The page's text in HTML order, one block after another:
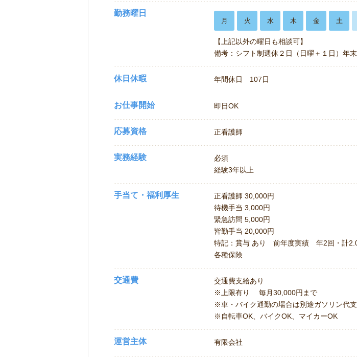
勤務曜日
月 火 水 木 金 土
【上記以外の曜日も相談可】
備考：シフト制週休２日（日曜＋１日）年
休日休暇 年間休日 107日
お仕事開始 即日OK
応募資格 正看護師
実務経験
必須
経験3年以上
手当て・福利厚生
正看護師 30,000円
待機手当 3,000円
緊急訪問 5,000円
皆勤手当 20,000円
特記：賞与 あり 前年度実績 年2回・計
各種保険
交通費
交通費支給あり
※上限有り 毎月30,000円まで
※車・バイク通勤の場合は別途ガソリン代
※自転車OK、バイクOK、マイカーOK
運営主体 有限会社